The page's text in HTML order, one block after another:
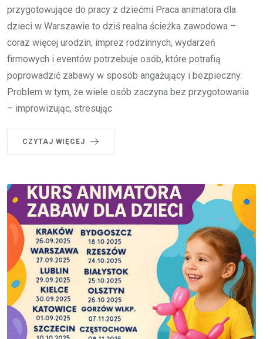
przygotowujące do pracy z dziećmi Praca animatora dla
dzieci w Warszawie to dziś realna ścieżka zawodowa –
coraz więcej urodzin, imprez rodzinnych, wydarzeń
firmowych i eventów potrzebuje osób, które potrafią
poprowadzić zabawy w sposób angażujący i bezpieczny.
Problem w tym, że wiele osób zaczyna bez przygotowania
– improwizując, stresując
CZYTAJ WIĘCEJ